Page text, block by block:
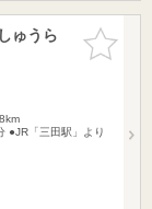
お気に入
りに追加
ゅうら
●JR「三田駅」より